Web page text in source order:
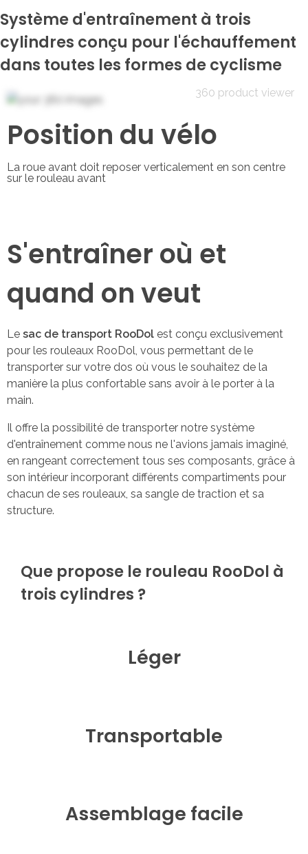
Système d'entraînement à trois
cylindres conçu pour l'échauffement
dans toutes les formes de cyclisme
360 product viewer
Position du vélo
La roue avant doit reposer verticalement en son centre
sur le rouleau avant
S'entraîner où et
quand on veut
Le sac de transport RooDol est conçu exclusivement
pour les rouleaux RooDol, vous permettant de le
transporter sur votre dos où vous le souhaitez de la
manière la plus confortable sans avoir à le porter à la
main.
Il offre la possibilité de transporter notre système
d'entraînement comme nous ne l'avions jamais imaginé,
en rangeant correctement tous ses composants, grâce à
son intérieur incorporant différents compartiments pour
chacun de ses rouleaux, sa sangle de traction et sa
structure.
Que propose le rouleau RooDol à
trois cylindres ?
Léger
Transportable
Assemblage facile